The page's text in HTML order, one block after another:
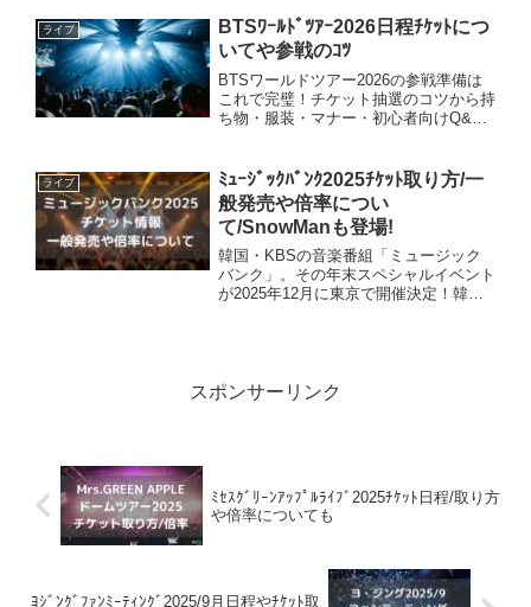
京ドーム公演！K-POPの男性グループ
として...
ライブ
BTSﾜｰﾙﾄﾞﾂｱｰ2026日程ﾁｹｯﾄにつ
いてや参戦のｺﾂ
BTSワールドツアー2026の参戦準備は
これで完璧！チケット抽選のコツから持
ち物・服装・マナー・初心者向けQ&A
ライブ
ﾐｭｰｼﾞｯｸﾊﾞﾝｸ2025ﾁｹｯﾄ取り方/一
般発売や倍率につい
て/SnowManも登場!
韓国・KBSの音楽番組「ミュージック
バンク」。その年末スペシャルイベント
が2025年12月に東京で開催決定！韓国
スポンサーリンク
ﾐｾｽｸﾞﾘｰﾝｱｯﾌﾟﾙﾗｲﾌﾞ2025ﾁｹｯﾄ日程/取り方
や倍率についても
ﾖｼﾞﾝｸﾞﾌｧﾝﾐｰﾃｨﾝｸﾞ2025/9月日程やﾁｹｯﾄ取